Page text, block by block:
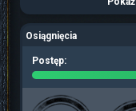
Osiągnięcia
Postęp: